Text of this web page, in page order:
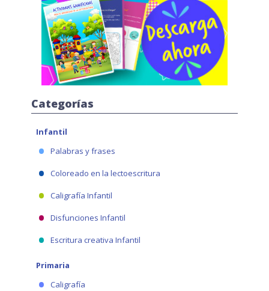
Categorías
Infantil
Palabras y frases
Coloreado en la lectoescritura
Caligrafía Infantil
Disfunciones Infantil
Escritura creativa Infantil
Primaria
Caligrafía